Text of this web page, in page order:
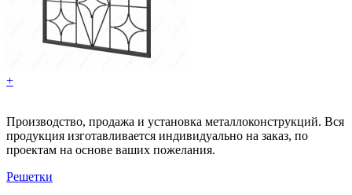
+
Производство, продажа и установка металлоконструкций. Вся
продукция изготавливается индивидуально на заказ, по
проектам на основе ваших пожелания.
Решетки